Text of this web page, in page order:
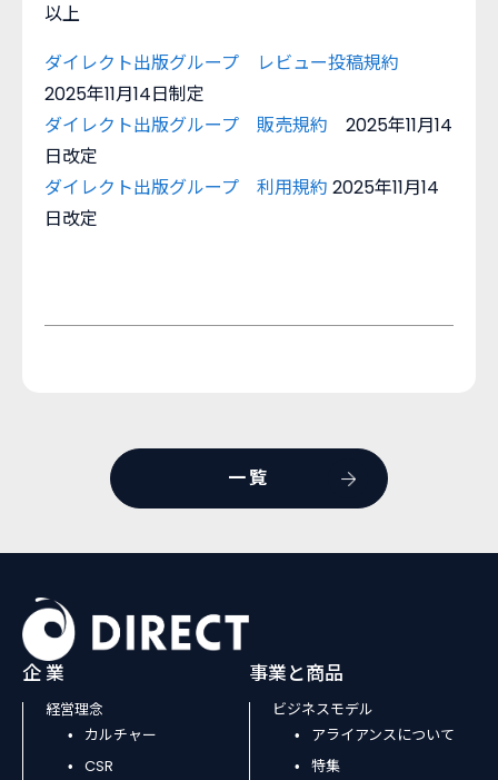
以上
ダイレクト出版グループ レビュー投稿規約
2025年11月14日制定
ダイレクト出版グループ 販売規約 2025年11月14
日改定
ダイレクト出版グループ 利用規約 2025年11月14
日改定
一覧
企 業
経営理念
カルチャー
CSR
事業と商品
ビジネスモデル
アライアンスについて
特集